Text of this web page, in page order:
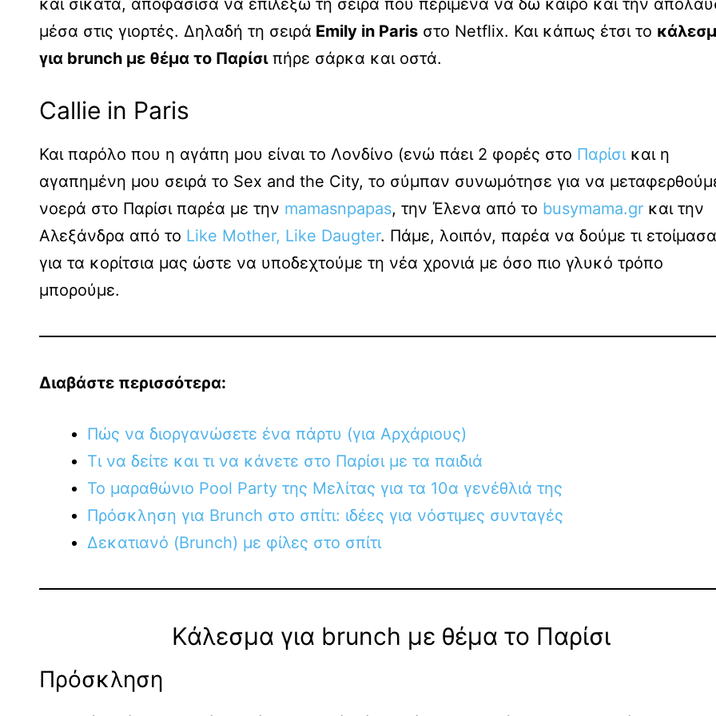
και σικάτα, αποφάσισα να επιλέξω τη σειρά που περίμενα να δω καιρό και την
μέσα στις γιορτές. Δηλαδή τη σειρά Emily in Paris στο Netflix. Και κάπως έτσι το
για brunch με θέμα το Παρίσιπήρε σάρκα και οστά.
Callie in Paris
Και παρόλο που η αγάπη μου είναι το Λονδίνο (ενώ πάει 2 φορές στο Παρίσικαι η
αγαπημένη μου σειρά το Sex and the City, το σύμπαν συνωμότησε για να
νοερά στο Παρίσι παρέα με την mamasnpapas, την Έλενα από το busymama.gr και την
Αλεξάνδρα από το Like Mother, Like Daugter. Πάμε, λοιπόν, παρέα να δούμε τι ετοίμασα
για τα κορίτσια μας ώστε να υποδεχτούμε τη νέα χρονιά με όσο πιο γλυκό τρόπο
μπορούμε.
Διαβάστε περισσότερα:
Πώς να διοργανώσετε ένα πάρτυ (για Αρχάριους)
Τι να δείτε και τι να κάνετε στο Παρίσι με τα παιδιά
Το μαραθώνιο Pool Party της Μελίτας για τα 10α γενέθλιά της
Πρόσκληση για Brunch στο σπίτι: ιδέες για νόστιμες συνταγές
Δεκατιανό (Brunch) με φίλες στο σπίτι
Κάλεσμα για brunch με θέμα το Παρίσι
Πρόσκληση